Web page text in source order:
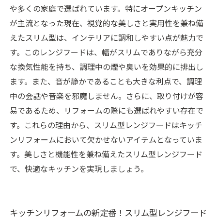
や多くの家庭で選ばれています。特にオープンキッチン
が主流となった現在、視覚的な美しさと実用性を兼ね備
えたスリム型は、インテリアに調和しやすい点が魅力で
す。このレンジフードは、幅がスリムでありながら充分
な換気性能を持ち、調理中の煙や臭いを効果的に排出し
ます。また、音が静かであることも大きな利点で、調理
中の会話や音楽を邪魔しません。さらに、取り付けが容
易であるため、リフォームの際にも選ばれやすい存在で
す。これらの理由から、スリム型レンジフードはキッチ
ンリフォームにおいて欠かせないアイテムとなっていま
す。美しさと機能性を兼ね備えたスリム型レンジフード
で、快適なキッチンを実現しましょう。
キッチンリフォームの新定番！スリム型レンジフード